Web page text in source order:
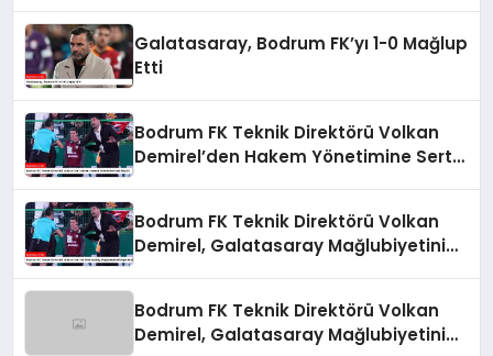
Galatasaray, Bodrum FK’yı 1-0 Mağlup
Etti
Bodrum FK Teknik Direktörü Volkan
Demirel’den Hakem Yönetimine Sert
Bodrum FK Teknik Direktörü Volkan
Demirel, Galatasaray Mağlubiyetini
Bodrum FK Teknik Direktörü Volkan
Demirel, Galatasaray Mağlubiyetini